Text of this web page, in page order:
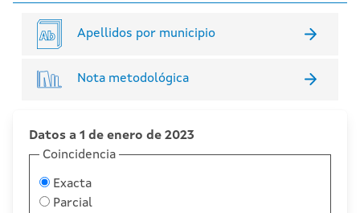
Apellidos por municipio
Nota metodológica
Datos a 1 de enero de 2023
Coincidencia
Exacta
Parcial